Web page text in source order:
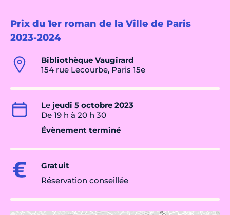
Prix du 1er roman de la Ville de Paris
2023-2024
Bibliothèque Vaugirard
154 rue Lecourbe, Paris 15e
Le jeudi 5 octobre 2023
De 19 h à 20 h 30
Évènement terminé
Gratuit
Réservation conseillée